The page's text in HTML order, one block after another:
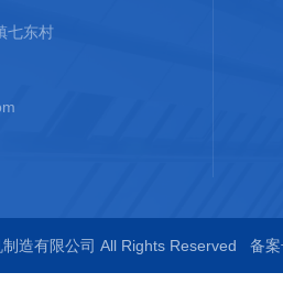
七东村
造有限公司 All Rights Reserved 备